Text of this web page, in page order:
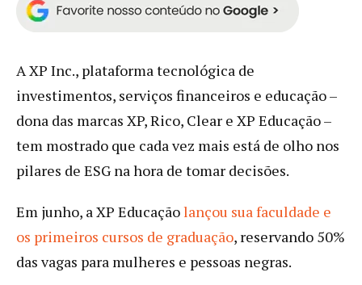
A XP Inc., plataforma tecnológica de
investimentos, serviços financeiros e educação –
dona das marcas XP, Rico, Clear e XP Educação –
tem mostrado que cada vez mais está de olho nos
pilares de ESG na hora de tomar decisões.
Em junho, a XP Educaçãolançou sua faculdade e
os primeiros cursos de graduação, reservando 50%
das vagas para mulheres e pessoas negras.